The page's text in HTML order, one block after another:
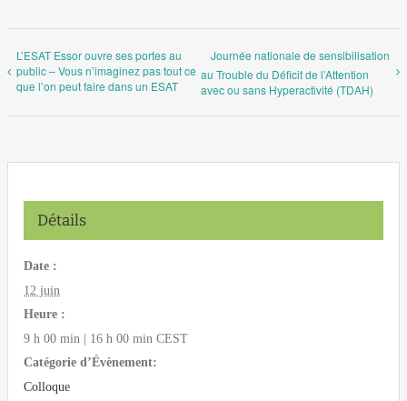
L’ESAT Essor ouvre ses portes au
public – Vous n’imaginez pas tout ce
que l’on peut faire dans un ESAT
Journée nationale de sensibilisation
au Trouble du Déficit de l’Attention
avec ou sans Hyperactivité (TDAH)
Détails
Date :
12 juin
Heure :
9 h 00 min | 16 h 00 minCEST
Catégorie d’Évènement:
Colloque